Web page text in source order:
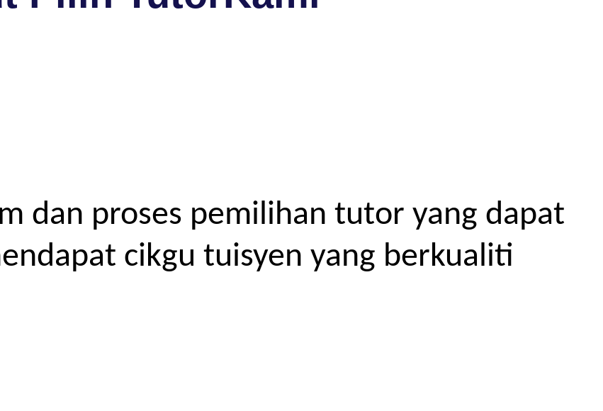
dan proses pemilihan tutor yang dapat
cikgu tuisyen yang berkualiti